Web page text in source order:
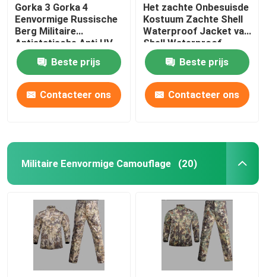
Gorka 3 Gorka 4
Eenvormige Russische
Berg Militaire
Antistatische Anti UV
Beste prijs
Contacteer ons
Het zachte Onbesuisde
Kostuum Zachte Shell
Waterproof Jacket van
Shell Waterproof
Jacket Sharkskin
Fabric Beste prijs
Contacteer ons
Militaire Eenvormige Camouflage (20)